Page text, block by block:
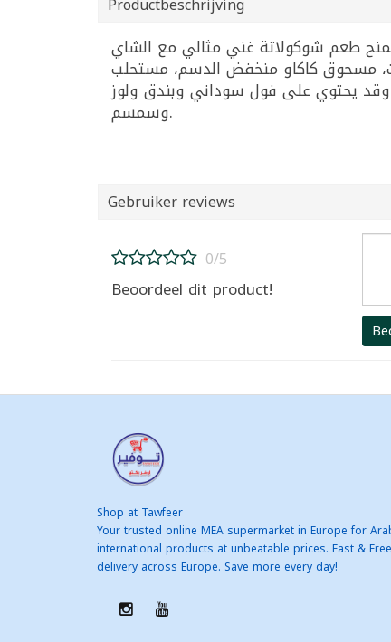
طعم شوكولاتة غني مثالي مع الشاي
مسحوق كاكاو منخفض الدسم، مستحلب
وقد يحتوي على فول سوداني وبندق ولوز
وسمسم.
Gebruiker reviews
0/5
Beoordeel dit product!
Shop at Tawfeer
Your trusted online MEA supermarket in Europe for
international products at unbeatable prices. Fast & Free
delivery across Europe. Save more every day!